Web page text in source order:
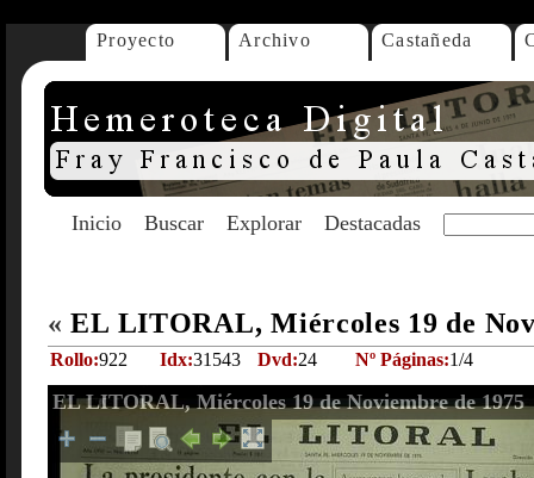
Proyecto Archivo Castañeda
Inicio Buscar Explorar Destacadas
« EL LITORAL, Miércoles 19 de
Rollo:922 Idx:31543 Dvd:24 Nº Páginas:1/4
EL LITORAL, Miércoles 19 de Noviembre de 1975